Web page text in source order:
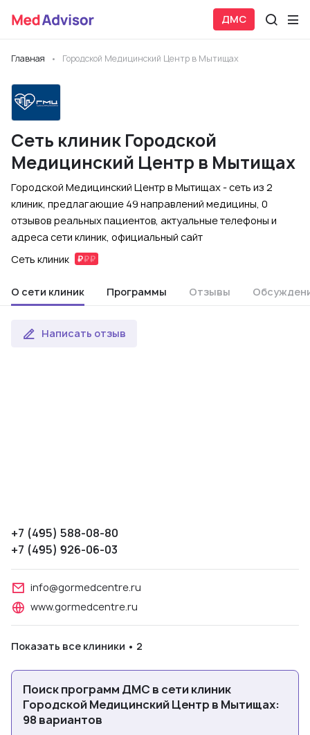
ДМС
Главная Городской Медицинский Центр в Мытищах
Сеть клиник Городской
Медицинский Центр в Мытищах
Городской Медицинский Центр в Мытищах - сеть из 2
клиник, предлагающие 49 направлений медицины, 0
отзывов реальных пациентов, актуальные телефоны и
адреса сети клиник, официальный сайт
Сеть клиник
О сети клиник Программы Отзывы
Написать отзыв
+7 (495) 588-08-80
+7 (495) 926-06-03
info@gormedcentre.ru
www.gormedcentre.ru
Показать все клиники • 2
Поиск программ ДМС в сети клиник
Городской Медицинский Центр в Мытищах:
98 вариантов